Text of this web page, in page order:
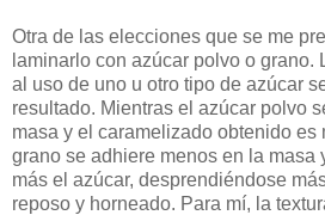
Otra de las elecciones que se me
laminarlo con azúcar polvo o grano.
al uso de uno u otro tipo de azúcar
resultado. Mientras el azúcar polvo
masa y el caramelizado obtenido es
grano se adhiere menos en la masa
más el azúcar, desprendiéndose
reposo y horneado. Para mí, la